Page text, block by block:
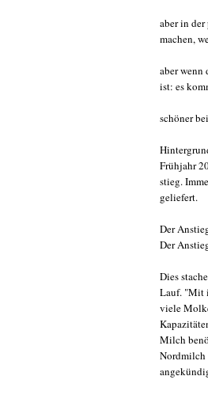
aber in
machen,
aber wenn
ist: es
schöner
Frühjahr
stieg.
geliefert.
Der
Der
Dies
Lauf. "Mit
viele
Milch
Nordmilch